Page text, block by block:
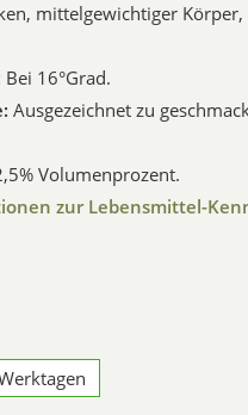
mittelgewichtiger Körper,
Bei 16°Grad.
Ausgezeichnet zu
Volumenprozent.
zur Lebensmittel-